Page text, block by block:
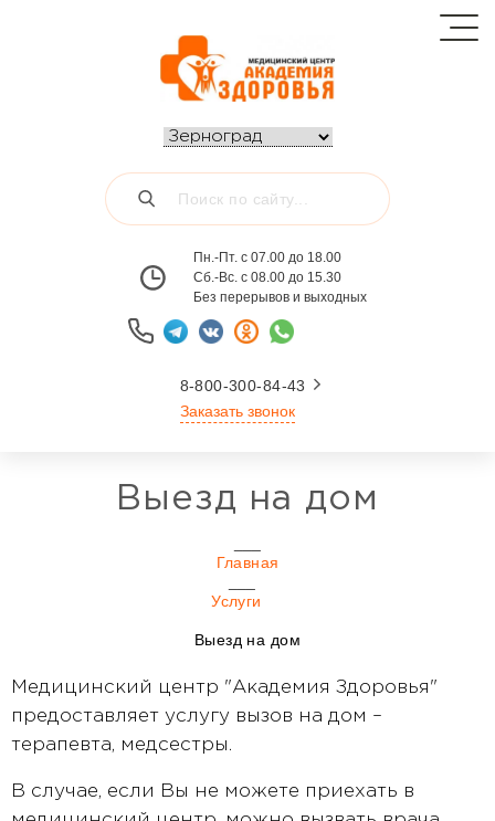
Пн.-Пт. с 07.00 до 18.00
Сб.-Вс. с 08.00 до 15.30
Без перерывов и выходных
8-800-300-84-43
Заказать звонок
Выезд на дом
Главная
Услуги
Выезд на дом
Медицинский центр "Академия Здоровья"
предоставляет услугу вызов на дом –
терапевта, медсестры.
В случае, если Вы не можете приехать в